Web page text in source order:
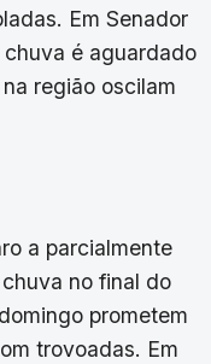
Em Senador
é aguardado
região oscilam
a parcialmente
no final do
prometem
trovoadas. Em